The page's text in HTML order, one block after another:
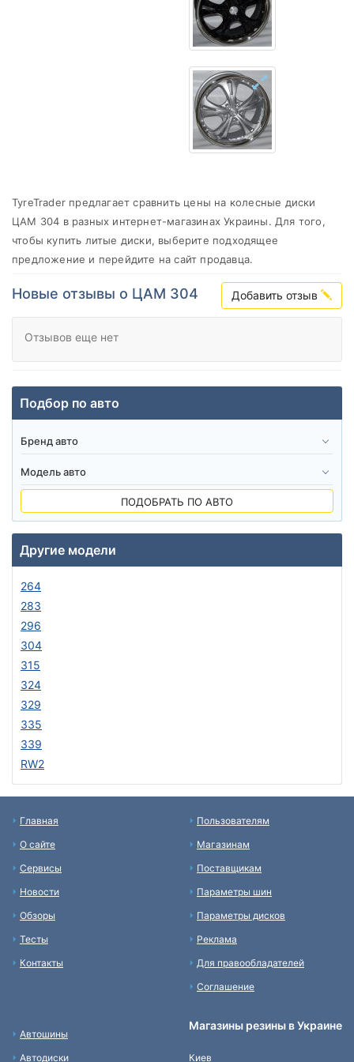
TyreTrader предлагает сравнить цены на колесные диски
ЦАМ 304 в разных интернет-магазинах Украины. Для того,
чтобы купить литые диски, выберите подходящее
предложение и перейдите на сайт продавца.
Новые отзывы о ЦАМ 304 Добавить отзыв
Отзывов еще нет
до
Сбросить Подобрать
Подбор по авто
ПОДОБРАТЬ ПО АВТО
Другие модели
264
283
296
304
315
324
329
335
339
RW2
Главная
О сайте
Сервисы
Новости
Обзоры
Тесты
Контакты
Пользователям
Магазинам
Поставщикам
Параметры шин
Параметры дисков
Реклама
Для правообладателей
Соглашение
Автошины
Автодиски
Магазины резины в Украине
Киев